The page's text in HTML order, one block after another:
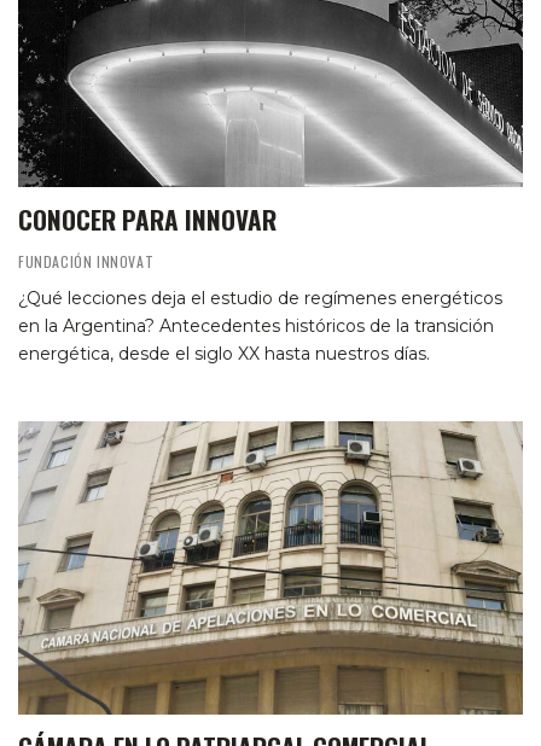
CONOCER PARA INNOVAR
FUNDACIÓN INNOVAT
¿Qué lecciones deja el estudio de regímenes energéticos
en la Argentina? Antecedentes históricos de la transición
energética, desde el siglo XX hasta nuestros días.